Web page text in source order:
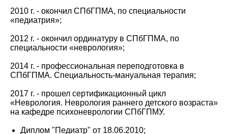
2010 г. - окончил СПбГПМА, по специальности
«педиатрия»;
2012 г. - окончил ординатуру в СПбГПМА, по
специальности «неврология»;
2014 г. - профессиональная переподготовка в
СПбГПМА. Специальность-мануальная терапия;
2017 г. - прошел сертификационный цикл
«Неврология. Неврология раннего детского возраста»
на кафедре психоневрологии СПбГПМУ.
Диплом "Педиатр" от 18.06.2010;